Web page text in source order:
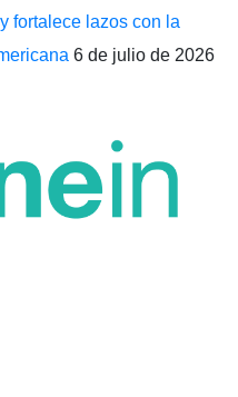
fortalece lazos con la
6 de julio de 2026